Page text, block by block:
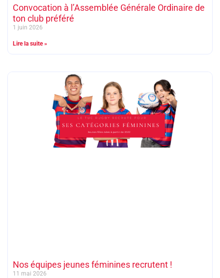
Convocation à l’Assemblée Générale Ordinaire de
ton club préféré
1 juin 2026
Lire la suite »
Nos équipes jeunes féminines recrutent !
11 mai 2026